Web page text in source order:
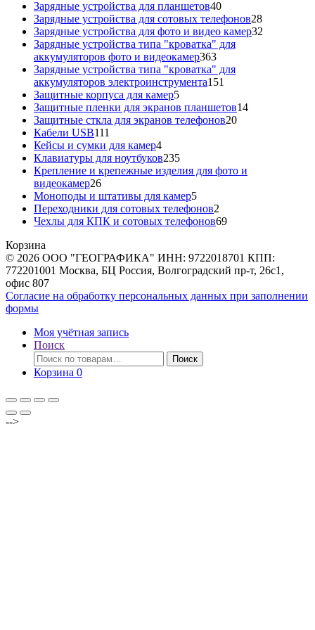
Зарядные устройства для планшетов4040
товаров
Зарядные устройства для сотовых телефонов2828
товаров
Зарядные устройства для фото и видео камер32
Зарядные устройства типа "кроватка" для
аккумуляторов фото и видеокамер363363
товара
Зарядные устройства типа "кроватка" для
аккумуляторов электроинструмента151
Защитные корпуса для камер55
товаров
Защитные пленки для экранов планшетов1414
Защитные сткла для экранов телефонов2020
Кабели USB111
товаров
Кейсы и сумки для камер44
товара
Клавиатуры для ноутбуков235235
товаров
Крепление и крепежные изделия для фото и
видеокамер2626
товаров
Моноподы и штативы для камер55
товаров
Переходники для сотовых телефонов2
товара
Чехлы для КПК и сотовых телефонов6969
Корзина
© 2026 ООО "ГЕОГРАФИКА" ИНН: 9722018701 КПП:
772201001 Москва, БЦ Россия, Волгоградский пр-т, 26с1,
офис 807
Согласие на обработку персональных данных при заполнении
формы
Моя учётная запись
Поиск
Искать:
Поиск
Корзина 0
-->